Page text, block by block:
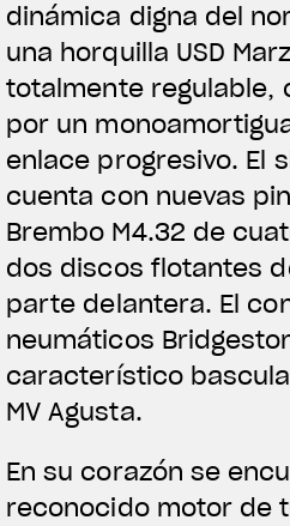
View now →
ROPA
La conducimos. La
dinámica digna del
una horquilla USD
totalmente regulable,
por un
enlace progresivo. El
cuenta con nuevas
Brembo M4.32 de
dos discos flotantes
parte delantera. El
neumáticos
característico
MV Agusta.
En su corazón se
reconocido motor de